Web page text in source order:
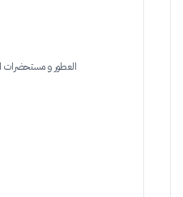
العطور و